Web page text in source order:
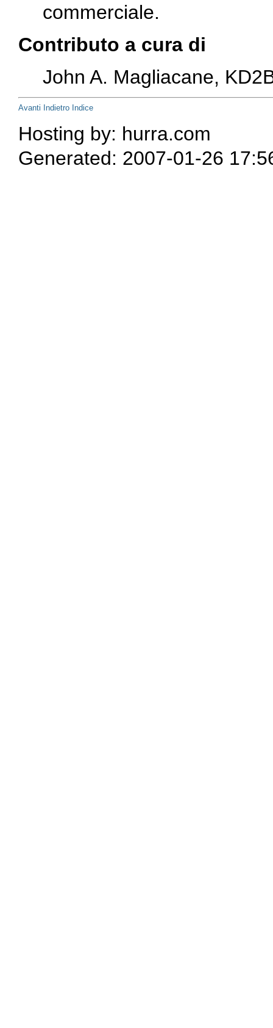
commerciale.
Contributo a cura di
John A. Magliacane,
Avanti Indietro Indice
Hosting by: hurra.com
Generated: 2007-01-26